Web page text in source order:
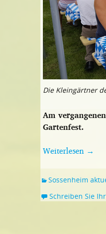
Die Kleingärtner
Am
Gartenfest.
Weiterlesen →
Sossenheim
Schreiben Sie